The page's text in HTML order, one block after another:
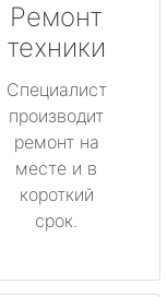
Ремонт
техники
Специалист
производит
ремонт на
месте и в
короткий
срок.